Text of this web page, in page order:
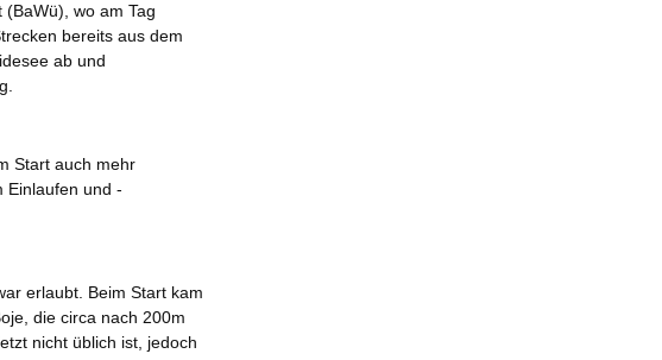
wo am Tag
bereits aus dem
ab und
Start auch mehr
Einlaufen und -
erlaubt. Beim Start kam
die circa nach 200m
nicht üblich ist, jedoch